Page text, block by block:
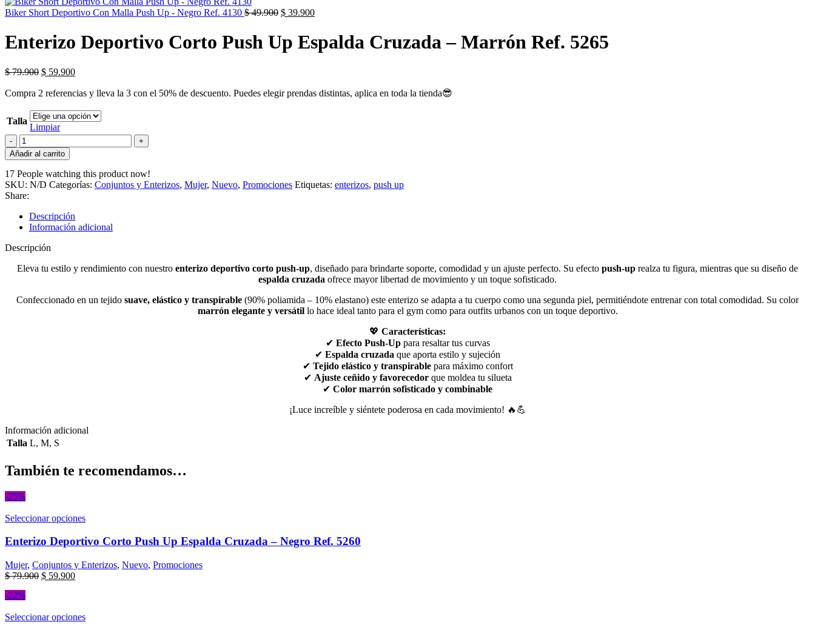
Biker Short Deportivo Con Malla Push Up - Negro Ref. 4130 $49.900 $ 39.900
Enterizo Deportivo Corto Push Up Espalda Cruzada – Marrón Ref. 5265
$79.900 $ 59.900
Compra 2 referencias y lleva la 3 con el 50% de descuento. Puedes elegir prendas distintas, aplica en toda la tienda😎
Talla
Limpiar
Añadir al carrito
17 People watching this product now!
SKU: N/D Categorías: Conjuntos y Enterizos, Mujer, Nuevo, Promociones Etiquetas: enterizos, push up
Share:
Descripción
Información adicional
Descripción
Eleva tu estilo y rendimiento con nuestro enterizo deportivo corto push-up, diseñado para brindarte soporte, comodidad y un ajuste perfecto. Su efecto push-up realza tu figura, mientras que su diseño de
espalda cruzada ofrece mayor libertad de movimiento y un toque sofisticado.
Confeccionado en un tejido suave, elástico y transpirable (90% poliamida – 10% elastano) este enterizo se adapta a tu cuerpo como una segunda piel, permitiéndote entrenar con total comodidad. Su color
marrón elegante y versátillo hace ideal tanto para el gym como para outfits urbanos con un toque deportivo.
💖 Características:
✔ Efecto Push-Uppara resaltar tus curvas
✔ Espalda cruzada que aporta estilo y sujeción
✔ Tejido elástico y transpirablepara máximo confort
✔ Ajuste ceñido y favorecedorque moldea tu silueta
✔ Color marrón sofisticado y combinable
¡Luce increíble y siéntete poderosa en cada movimiento! 🔥💪
Información adicional
Talla L, M, S
También te recomendamos…
-25%
Seleccionar opciones
Enterizo Deportivo Corto Push Up Espalda Cruzada – Negro Ref. 5260
Mujer, Conjuntos y Enterizos, Nuevo, Promociones
$79.900 $ 59.900
-22%
Seleccionar opciones